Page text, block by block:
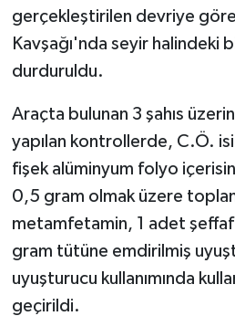
gerçekleştirilen devriye
Kavşağı'nda seyir halindeki
durduruldu.
Araçta bulunan 3 şahıs
yapılan kontrollerde, C.Ö.
fişek alüminyum folyo
0,5 gram olmak üzere
metamfetamin, 1 adet
gram tütüne emdirilmiş
uyuşturucu kullanımında
geçirildi.
HABERDE İNSAN
İNSAN
Jandarma
Kadın
KÜLTÜR SANAT
MAGAZİN